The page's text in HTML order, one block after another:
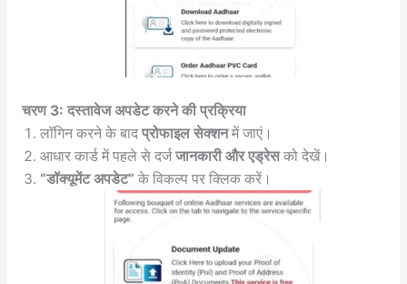
चरण 3: दस्तावेज अपडेट करने की प्रक्रिया
लॉगिन करने के बाद प्रोफाइल सेक्शनमें जाएं।
आधार कार्ड में पहले से दर्जजानकारी और एड्रेसको देखें।
“डॉक्यूमेंट अपडेट” के विकल्प पर क्लिक करें।